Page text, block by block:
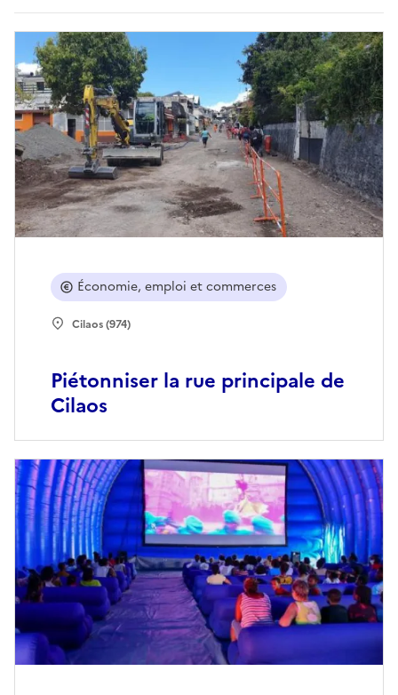
Piétonniser la rue principale de
Cilaos
Économie, emploi et commerces
Cilaos (974)